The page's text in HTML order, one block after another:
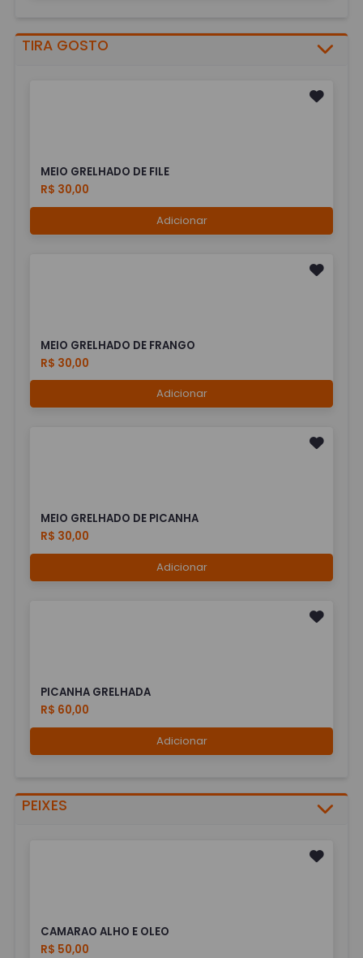
TIRA GOSTO
MEIO GRELHADO DE FILE
R$ 30,00
Adicionar
MEIO GRELHADO DE FRANGO
R$ 30,00
Adicionar
MEIO GRELHADO DE PICANHA
R$ 30,00
Adicionar
PICANHA GRELHADA
R$ 60,00
Adicionar
PEIXES
CAMARAO ALHO E OLEO
R$ 50,00